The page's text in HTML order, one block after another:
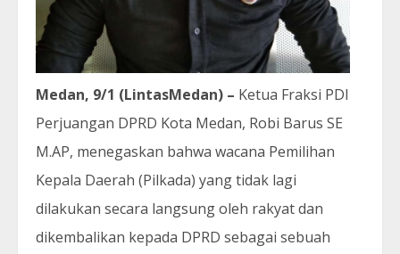
Medan, 9/1 (LintasMedan) – Ketua Fraksi PDI
Perjuangan DPRD Kota Medan, Robi Barus SE
M.AP, menegaskan bahwa wacana Pemilihan
Kepala Daerah (Pilkada) yang tidak lagi
dilakukan secara langsung oleh rakyat dan
dikembalikan kepada DPRD sebagai sebuah